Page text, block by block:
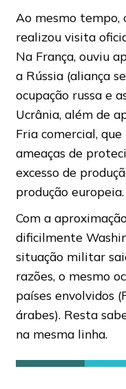
Ao mesmo tempo,
realizou visita
Na França, ouviu
a Rússia (aliança
ocupação russa e
Ucrânia, além de
Fria comercial,
ameaças de
excesso de
produção europeia.
Com a
dificilmente
situação militar
razões, o mesmo
países envolvidos
árabes). Resta
na mesma linha.